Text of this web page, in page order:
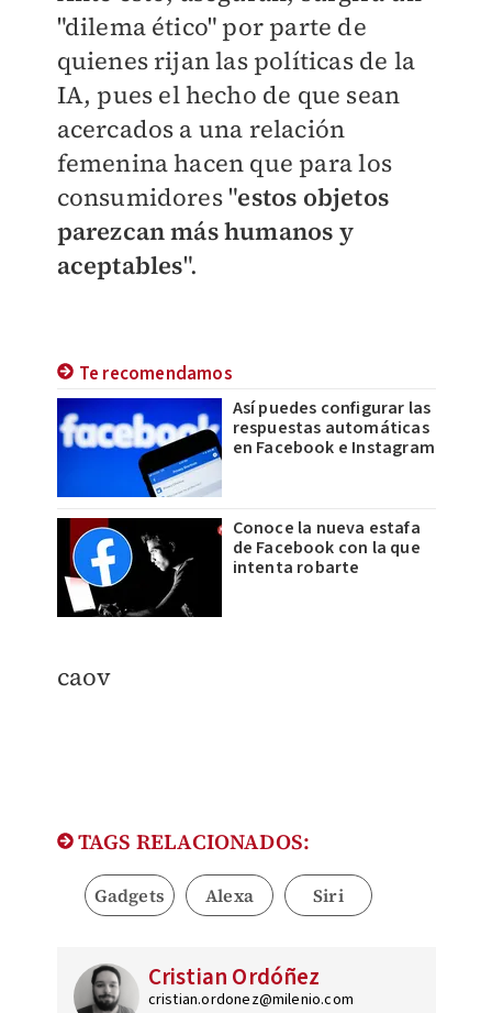
"dilema ético" por parte de
quienes rijan las políticas de la
IA, pues el hecho de que sean
acercados a una relación
femenina hacen que para los
consumidores "estos objetos
parezcan más humanos y
aceptables".
Te recomendamos
Así puedes configurar las
respuestas automáticas
en Facebook e Instagram
Conoce la nueva estafa
de Facebook con la que
intenta robarte
caov
TAGS RELACIONADOS:
Gadgets Alexa Siri
Cristian Ordóñez
cristian.ordonez@milenio.com